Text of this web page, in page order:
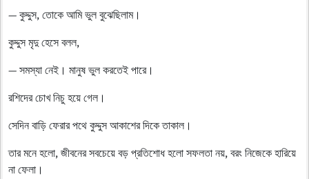
— কুদ্দুস, তোকে আমি ভুল বুঝেছিলাম।
কুদ্দুস মৃদু হেসে বলল,
— সমস্যা নেই। মানুষ ভুল করতেই পারে।
রশিদের চোখ নিচু হয়ে গেল।
সেদিন বাড়ি ফেরার পথে কুদ্দুস আকাশের দিকে তাকাল।
তার মনে হলো, জীবনের সবচেয়ে বড় প্রতিশোধ হলো সফলতা নয়, বরং নিজেকে হারিয়ে
না ফেলা।